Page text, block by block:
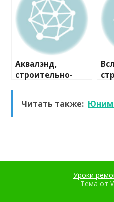
Аквалэнд,
строительно-
Читать также:
Уроки
Тема от